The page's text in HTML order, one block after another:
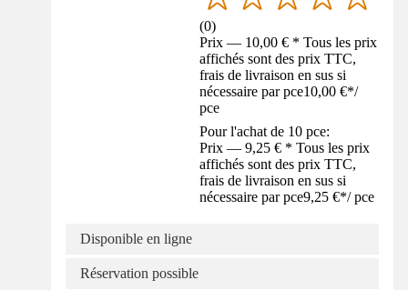
(0)
Prix — 10,00 € * Tous les prix
affichés sont des prix TTC,
frais de livraison en sus si
nécessaire par pce10,00 €*/
pce
Pour l'achat de 10 pce:
Prix — 9,25 € * Tous les prix
affichés sont des prix TTC,
frais de livraison en sus si
nécessaire par pce9,25 €*/ pce
Disponible en ligne
Réservation possible